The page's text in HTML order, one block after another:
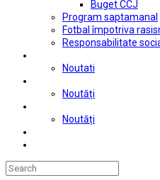
Buget CCJ
Program saptamanal
Fotbal împotriva
Responsabilitate
Noutati
Noutăți
Noutăți